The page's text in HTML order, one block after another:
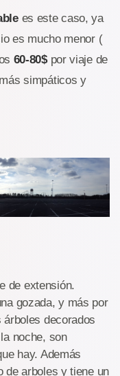
es este caso, ya
es mucho menor (
60-80$por viaje de
simpáticos y
de extensión.
gozada, y más por
decorados
noche, son
hay. Además
de arboles y tiene un